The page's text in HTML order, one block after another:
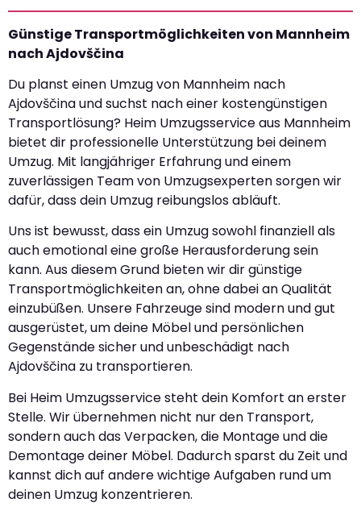
Günstige Transportmöglichkeiten von Mannheim
nach Ajdovščina
Du planst einen Umzug von Mannheim nach
Ajdovščina und suchst nach einer kostengünstigen
Transportlösung? Heim Umzugsservice aus Mannheim
bietet dir professionelle Unterstützung bei deinem
Umzug. Mit langjähriger Erfahrung und einem
zuverlässigen Team von Umzugsexperten sorgen wir
dafür, dass dein Umzug reibungslos abläuft.
Uns ist bewusst, dass ein Umzug sowohl finanziell als
auch emotional eine große Herausforderung sein
kann. Aus diesem Grund bieten wir dir günstige
Transportmöglichkeiten an, ohne dabei an Qualität
einzubüßen. Unsere Fahrzeuge sind modern und gut
ausgerüstet, um deine Möbel und persönlichen
Gegenstände sicher und unbeschädigt nach
Ajdovščina zu transportieren.
Bei Heim Umzugsservice steht dein Komfort an erster
Stelle. Wir übernehmen nicht nur den Transport,
sondern auch das Verpacken, die Montage und die
Demontage deiner Möbel. Dadurch sparst du Zeit und
kannst dich auf andere wichtige Aufgaben rund um
deinen Umzug konzentrieren.